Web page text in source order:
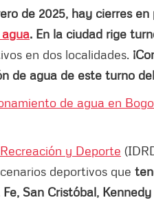
de 2025, hay cierres en
. En la ciudad rige
en dos localidades.
de agua de este turno
de agua en
y Deporte
deportivos que
San Cristóbal,